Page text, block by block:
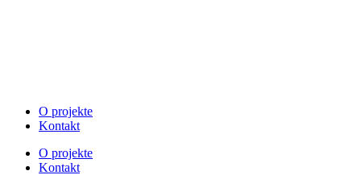
O projekte
Kontakt
O projekte
Kontakt